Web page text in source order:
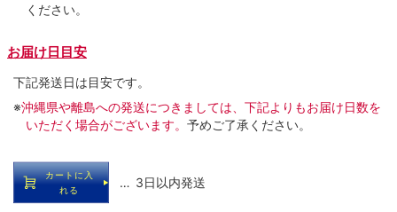
ください。
お届け日目安
下記発送日は目安です。
※沖縄県や離島への発送につきましては、下記よりもお届け日数を
いただく場合がございます。 予めご了承ください。
カートに入
れる
… 3日以内発送